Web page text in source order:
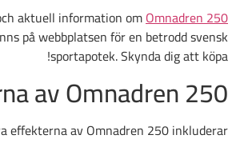
aktuell information omOmnadren 250
på webbplatsen för en betrodd svensk
sportapotek. Skynda dig att köpa!
av Omnadren 250
effekterna av Omnadren 250 inkluderar: